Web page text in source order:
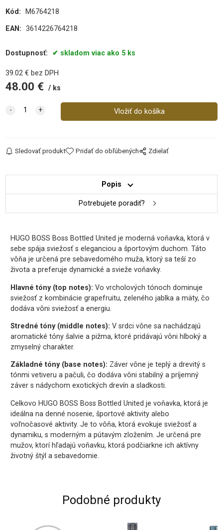
Kód: M6764218
EAN: 3614226764218
Dostupnosť: skladom viac ako 5 ks
39.02 € bez DPH
48.00 € ks
Sledovať produkt Pridať do obľúbených Zdielať
Popis
Potrebujete poradiť?
HUGO BOSS Boss Bottled United je moderná voňavka, ktorá v
sebe spája sviežosť s eleganciou a športovým duchom. Táto
vôňa je určená pre sebavedomého muža, ktorý sa teší zo
života a preferuje dynamické a svieže voňavky.
Hlavné tóny (top notes): Vo vrcholových tónoch dominuje
sviežosť z kombinácie grapefruitu, zeleného jablka a mäty, čo
dodáva vôni sviežosť a energiu.
Stredné tóny (middle notes): V srdci vône sa nachádzajú
aromatické tóny šalvie a pižma, ktoré pridávajú vôni hlboký a
zmyselný charakter.
Základné tóny (base notes): Záver vône je teplý a drevitý s
tónmi vetiveru a pačuli, čo dodáva vôni stabilný a príjemný
záver s nádychom exotických drevín a sladkosti.
Celkovo HUGO BOSS Boss Bottled United je voňavka, ktorá je
ideálna na denné nosenie, športové aktivity alebo
voľnočasové aktivity. Je to vôňa, ktorá evokuje sviežosť a
dynamiku, s moderným a pútavým zložením. Je určená pre
mužov, ktorí hľadajú voňavku, ktorá podčiarkne ich aktívny
životný štýl a sebavedomie.
Podobné produkty